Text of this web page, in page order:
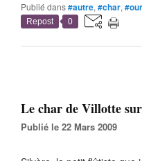
Publié dans#autre, #char,
Repost 0
Le char de Villotte
Publié le 22 Mars 2009